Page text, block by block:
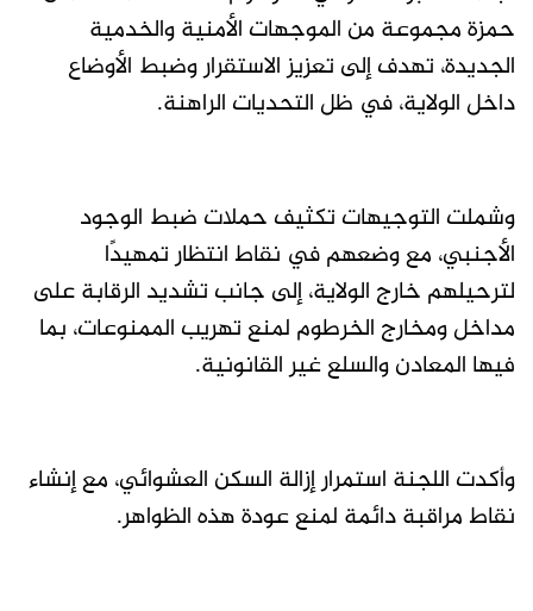
حمزة مجموعة من الموجهات الأمنية والخدمية
الجديدة، تهدف إلى تعزيز الاستقرار وضبط الأوضاع
داخل الولاية، في ظل التحديات الراهنة.
وشملت التوجيهات تكثيف حملات ضبط الوجود
الأجنبي، مع وضعهم في نقاط انتظار تمهيدًا
لترحيلهم خارج الولاية، إلى جانب تشديد الرقابة على
مداخل ومخارج الخرطوم لمنع تهريب الممنوعات، بما
فيها المعادن والسلع غير القانونية.
وأكدت اللجنة استمرار إزالة السكن العشوائي، مع إنشاء
نقاط مراقبة دائمة لمنع عودة هذه الظواهر.